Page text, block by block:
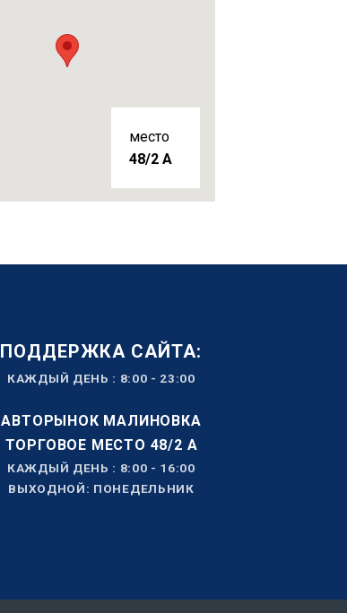
место
48/2 A
ПОДДЕРЖКА САЙТА:
КАЖДЫЙ ДЕНЬ : 8:00 - 23:00
АВТОРЫНОК МАЛИНОВКА
ТОРГОВОЕ МЕСТО 48/2 А
КАЖДЫЙ ДЕНЬ : 8:00 - 16:00
ВЫХОДНОЙ: ПОНЕДЕЛЬНИК